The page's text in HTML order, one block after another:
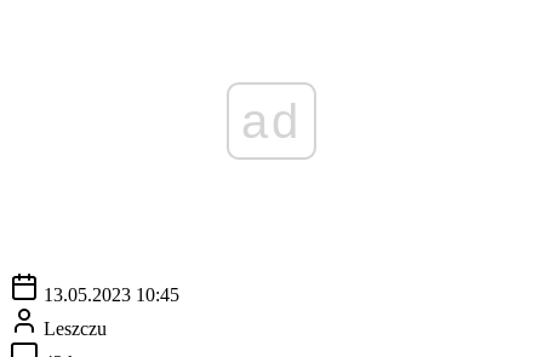
ad
13.05.2023 10:45
Leszczu